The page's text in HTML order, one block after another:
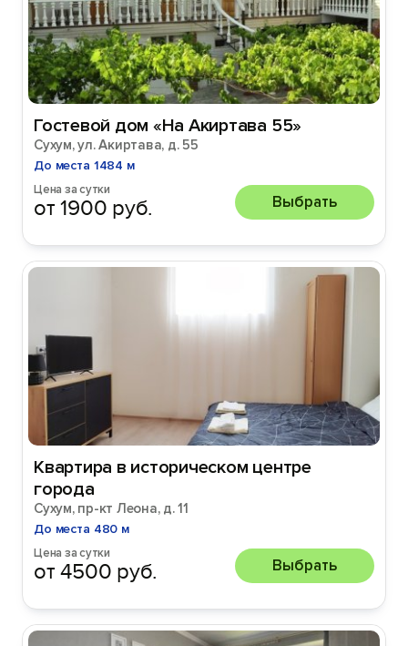
Гостевой дом «На Акиртава 55»
Сухум, ул. Акиртава, д. 55
До места 1484 м
Цена за сутки
от 1900 руб. Выбрать
Квартира в историческом центре
города
Сухум, пр-кт Леона, д. 11
До места 480 м
Цена за сутки
от 4500 руб. Выбрать